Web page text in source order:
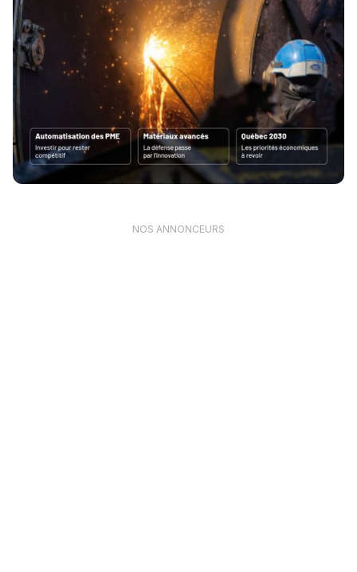
NOS ANNONCEURS